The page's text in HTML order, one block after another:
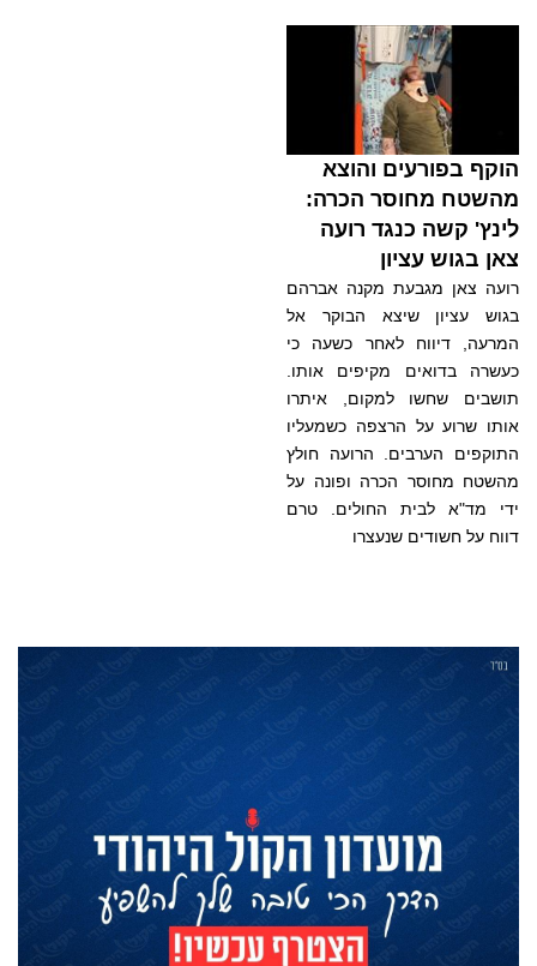
הוקף בפורעים והוצא
מהשטח מחוסר הכרה:
לינץ' קשה כנגד רועה
צאן בגוש עציון
רועה צאן מגבעת מקנה אברהם
בגוש עציון שיצא הבוקר אל
המרעה, דיווח לאחר כשעה כי
כעשרה בדואים מקיפים אותו.
תושבים שחשו למקום, איתרו
אותו שרוע על הרצפה כשמעליו
התוקפים הערבים. הרועה חולץ
מהשטח מחוסר הכרה ופונה על
ידי מד"א לבית החולים. טרם
דווח על חשודים שנעצרו